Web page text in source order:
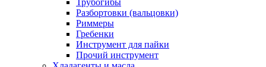
Трубогибы
Разбортовки (вальцовки)
Риммеры
Гребенки
Инструмент для пайки
Прочий инструмент